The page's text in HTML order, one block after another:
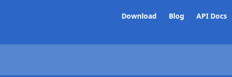
Download Blog API Docs